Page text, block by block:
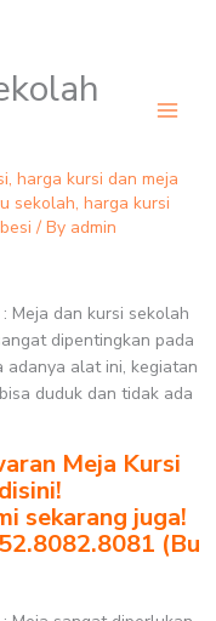
, harga kursi dan meja
sekolah, harga kursi
/ By admin
Meja dan kursi sekolah
dipentingkan pada
adanya alat ini, kegiatan
duduk dan tidak ada
Meja Kursi
sekarang juga!
(Bu